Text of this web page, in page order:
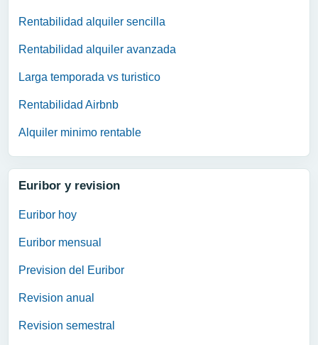
Rentabilidad alquiler sencilla
Rentabilidad alquiler avanzada
Larga temporada vs turistico
Rentabilidad Airbnb
Alquiler minimo rentable
Euribor y revision
Euribor hoy
Euribor mensual
Prevision del Euribor
Revision anual
Revision semestral